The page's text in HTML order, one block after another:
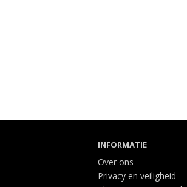
INFORMATIE
Over ons
Privacy en veiligheid